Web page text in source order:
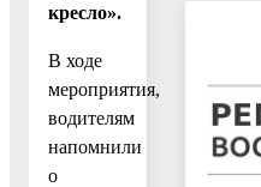
кресло».
В ходе
мероприятия,
водителям
напомнили
о